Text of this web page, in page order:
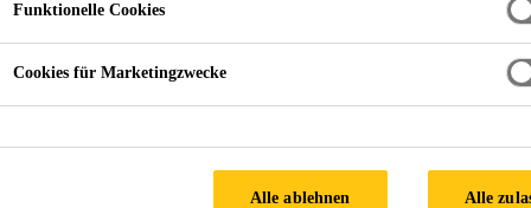
Funktionelle Cookies
Cookies für Marketingzwecke
Alle ablehnen Alle